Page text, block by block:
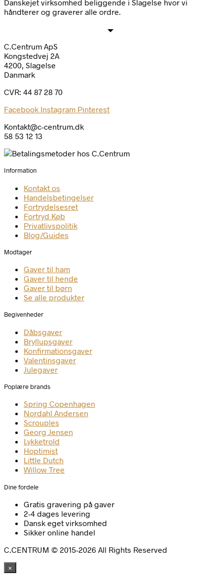
Danskejet virksomhed beliggende i Slagelse hvor vi
håndterer og graverer alle ordre.
C.Centrum ApS
Kongstedvej 2A
4200, Slagelse
Danmark
CVR: 44 87 28 70
Facebook Instagram Pinterest
Kontakt@c-centrum.dk
58 53 12 13
Information
Kontakt os
Handelsbetingelser
Fortrydelsesret
Fortryd Køb
Privatlivspolitik
Blog/Guides
Modtager
Gaver til ham
Gaver til hende
Gaver til børn
Se alle produkter
Begivenheder
Dåbsgaver
Bryllupsgaver
Konfirmationsgaver
Valentinsgaver
Julegaver
Poplære brands
Spring Copenhagen
Nordahl Andersen
Scrouples
Georg Jensen
Lykketrold
Hoptimist
Little Dutch
Willow Tree
Dine fordele
Gratis gravering på gaver
2-4 dages levering
Dansk eget virksomhed
Sikker online handel
C.CENTRUM © 2015-2026 All Rights Reserved
×